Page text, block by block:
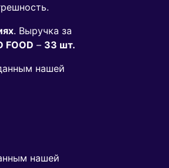
. Выручка за
FOOD – 33 шт.
нашей
нашей